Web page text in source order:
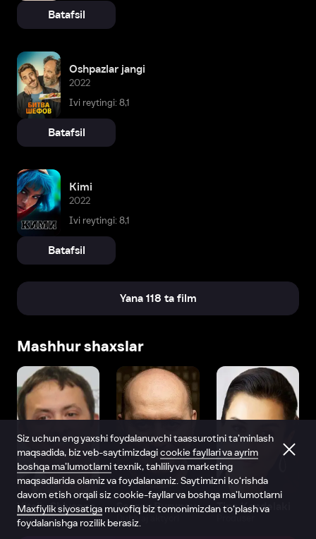
Batafsil
Oshpazlar jangi
2022
Ivi reytingi: 8,1
Batafsil
Kimi
2022
Ivi reytingi: 8,1
Batafsil
Yana 118 ta film
Mashhur shaxslar
Vitaliy Shlyappo
Produser
Sergey Burunov
Dublyaj aktyori
Tina Kandelaki
Siz uchun eng yaxshi foydalanuvchi taassurotini ta’minlash
maqsadida, biz veb-saytimizdagicookie fayllari va ayrim
boshqa ma’lumotlarnitexnik, tahliliy va marketing
maqsadlarida olamiz va foydalanamiz. Saytimizni ko‘rishda
davom etish orqali siz cookie-fayllar va boshqa ma’lumotlarni
Maxfiylik siyosatiga muvofiq biz tomonimizdan to‘plash va
foydalanishga rozilik berasiz.